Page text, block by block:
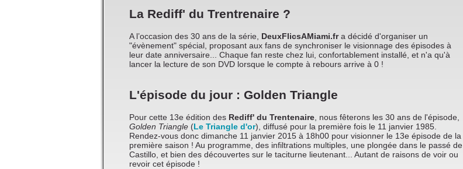
La Rediff' du Trentrenaire ?
A l’occasion des 30 ans de la série, DeuxFlicsAMiami.fra décidé d'organiser un
"évènement" spécial, proposant aux fans de synchroniser le visionnage des épisodes à
leur date anniversaire... Chaque fan reste chez lui, confortablement installé, et n'a qu'à
lancer la lecture de son DVD lorsque le compte à rebours arrive à 0 !
L'épisode du jour : Golden Triangle
Pour cette 13e édition des Rediff' du Trentenaire , nous fêterons les 30 ans de l'épisode,
Golden Triangle (Le Triangle d'or), diffusé pour la première fois le 11 janvier 1985.
Rendez-vous donc dimanche 11 janvier 2015 à 18h00 pour visionner le 13e épisode de la
première saison ! Au programme, des infiltrations multiples, une plongée dans le passé de
Castillo, et bien des découvertes sur le taciturne lieutenant... Autant de raisons de voir ou
revoir cet épisode !